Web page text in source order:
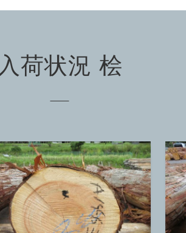
入荷状況 桧